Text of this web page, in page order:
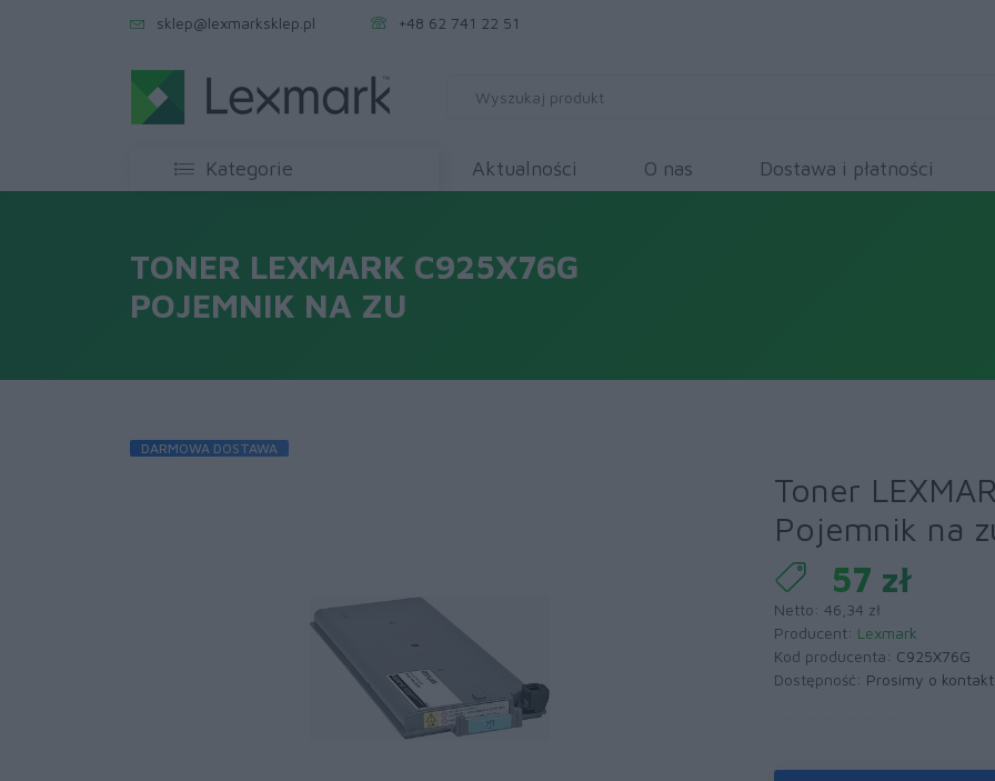
sklep@lexmarksklep.pl +48 62 741 22 51
Kategorie Aktualności O nas Dostawa i płatności
TONER LEXMARK C925X76G
POJEMNIK NA ZU
DARMOWA DOSTAWA
Toner
Pojemnik na
57 zł
Netto: 46,34 zł
Producent: Lexmark
Kod producenta: C925X76G
Dostępność: Prosimy o kontakt